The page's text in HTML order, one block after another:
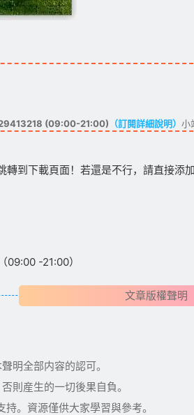
(09:00-21:00) （訂閱詳細說明） 小
到下載頁面！若還是不行，請直接添加
09:00 -21:00）
文章版權聲明
明全部内容的認可。
則産生的一切後果自負。
。資源僅供大家學習與參考。